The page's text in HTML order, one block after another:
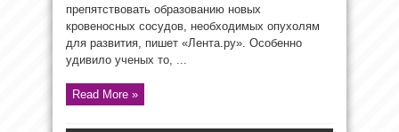
препятствовать образованию новых
кровеносных сосудов, необходимых опухолям
для развития, пишет «Лента.ру». Особенно
удивило ученых то, ...
Read More »